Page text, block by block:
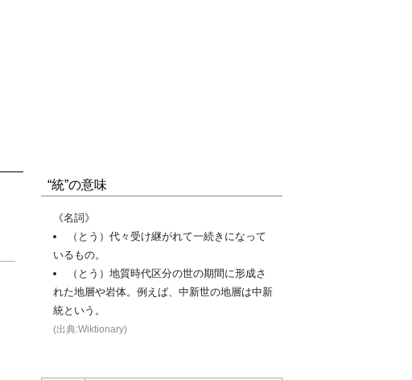
“統”の意味
《名詞》
（とう）代々受け継がれて一続きになって
いるもの。
（とう）地質時代区分の世の期間に形成さ
れた地層や岩体。例えば、中新世の地層は中新
統という。
(出典:Wiktionary)